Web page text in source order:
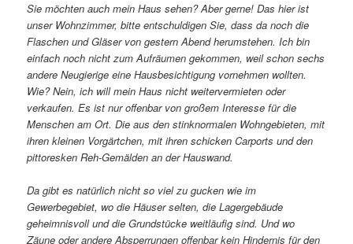
Sie möchten auch mein Haus sehen? Aber gerne! Das hier ist
unser Wohnzimmer, bitte entschuldigen Sie, dass da noch die
Flaschen und Gläser von gestern Abend herumstehen. Ich bin
einfach noch nicht zum Aufräumen gekommen, weil schon sechs
andere Neugierige eine Hausbesichtigung vornehmen wollten.
Wie? Nein, ich will mein Haus nicht weitervermieten oder
verkaufen. Es ist nur offenbar von großem Interesse für die
Menschen am Ort. Die aus den stinknormalen Wohngebieten, mit
ihren kleinen Vorgärtchen, mit ihren schicken Carports und den
pittoresken Reh-Gemälden an der Hauswand.
Da gibt es natürlich nicht so viel zu gucken wie im
Gewerbegebiet, wo die Häuser selten, die Lagergebäude
geheimnisvoll und die Grundstücke weitläufig sind. Und wo
Zäune oder andere Absperrungen offenbar kein Hindernis für den